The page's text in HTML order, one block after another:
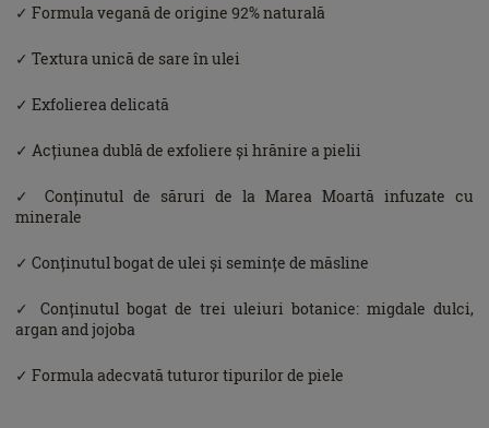
✓ Formula vegană de origine 92% naturală
✓ Textura unică de sare în ulei
✓ Exfolierea delicată
✓ Acțiunea dublă de exfoliere și hrănire a pielii
✓ Conținutul de săruri de la Marea Moartă infuzate cu
minerale
✓ Conținutul bogat de ulei și semințe de măsline
✓ Conținutul bogat de trei uleiuri botanice: migdale dulci,
argan and jojoba
✓ Formula adecvată tuturor tipurilor de piele